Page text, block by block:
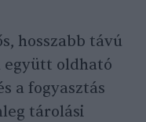
hosszabb távú
oldható
a fogyasztás
tárolási